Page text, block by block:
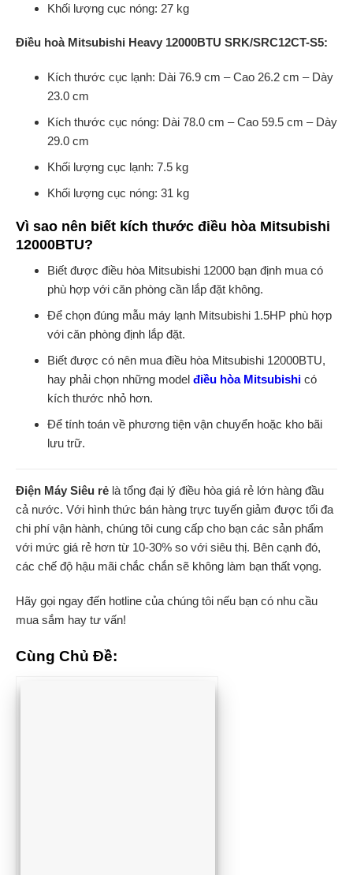
Khối lượng cục nóng: 27 kg
Điều hoà Mitsubishi Heavy 12000BTU SRK/SRC12CT-S5:
Kích thước cục lạnh: Dài 76.9 cm – Cao 26.2 cm – Dày
23.0 cm
Kích thước cục nóng: Dài 78.0 cm – Cao 59.5 cm – Dày
29.0 cm
Khối lượng cục lạnh: 7.5 kg
Khối lượng cục nóng: 31 kg
Vì sao nên biết kích thước điều hòa Mitsubishi
12000BTU?
Biết được điều hòa Mitsubishi 12000 bạn định mua có
phù hợp với căn phòng cần lắp đặt không.
Để chọn đúng mẫu máy lạnh Mitsubishi 1.5HP phù hợp
với căn phòng định lắp đặt.
Biết được có nên mua điều hòa Mitsubishi 12000BTU,
hay phải chọn những model điều hòa Mitsubishicó
kích thước nhỏ hơn.
Để tính toán về phương tiện vận chuyển hoặc kho bãi
lưu trữ.
Điện Máy Siêu rẻ là tổng đại lý điều hòa giá rẻ lớn hàng đầu
cả nước. Với hình thức bán hàng trực tuyến giảm được tối đa
chi phí vận hành, chúng tôi cung cấp cho bạn các sản phẩm
với mức giá rẻ hơn từ 10-30% so với siêu thị. Bên cạnh đó,
các chế độ hậu mãi chắc chắn sẽ không làm bạn thất vọng.
Hãy gọi ngay đến hotline của chúng tôi nếu bạn có nhu cầu
mua sắm hay tư vấn!
Cùng Chủ Đề: